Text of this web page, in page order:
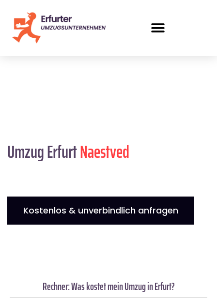
Umzug ErfurtNaestved
Kostenlos & unverbindlich anfragen
Rechner: Was kostet mein Umzug in Erfurt?